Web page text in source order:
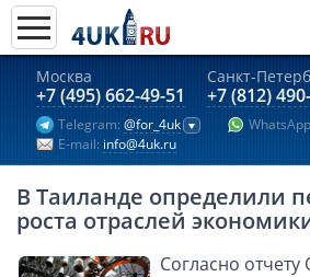
Москва
+7 (495) 662-49-51
Санкт-
+7 (812)
Telegram: @for_4uk
E-mail: info@4uk.ru
Актуальные предложения 2026
Компании в Гонконге
Английские компании LTD
Киргизия (компания и счёт)
Компании в Китае
Kомпания в Канаде с лицензией MSB
В Таиланде определили
роста отраслей
Согласно